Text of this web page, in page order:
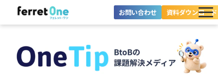
お問い合わせ 資料ダウンロード
ツール・機能一覧